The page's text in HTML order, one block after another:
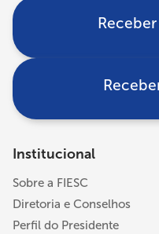
Institucional
Sobre a FIESC
Diretoria e Conselhos
Perfil do Presidente